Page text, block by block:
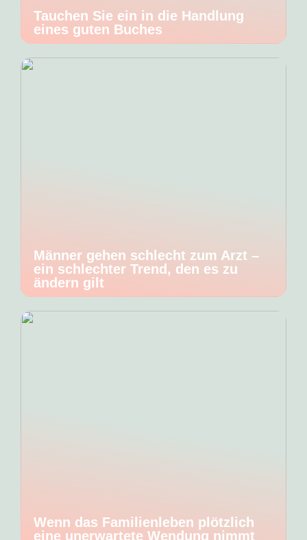
Tauchen Sie ein in die Handlung
eines guten Buches
Männer gehen schlecht zum Arzt –
ein schlechter Trend, den es zu
ändern gilt
Wenn das Familienleben plötzlich
eine unerwartete Wendung nimmt